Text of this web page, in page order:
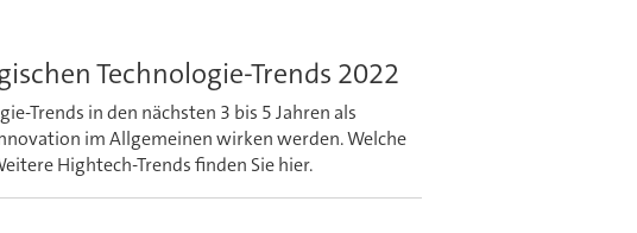
Technologie-Trends 2022
Trends in den nächsten 3 bis 5 Jahren als
im Allgemeinen wirken werden. Welche
Hightech-Trends finden Sie hier.